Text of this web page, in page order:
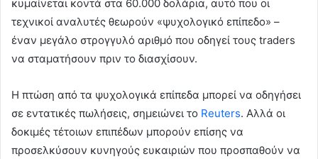
κυμαίνεται κοντά στα 60.000 δολάρια, αυτό που οι
τεχνικοί αναλυτές θεωρούν «ψυχολογικό επίπεδο» –
έναν μεγάλο στρογγυλό αριθμό που οδηγεί τους traders
να σταματήσουν πριν το διασχίσουν.
Η πτώση από τα ψυχολογικά επίπεδα μπορεί να οδηγήσει
σε εντατικές πωλήσεις, σημειώνει το Reuters. Αλλά οι
δοκιμές τέτοιων επιπέδων μπορούν επίσης να
προσελκύσουν κυνηγούς ευκαιριών που προσπαθούν να